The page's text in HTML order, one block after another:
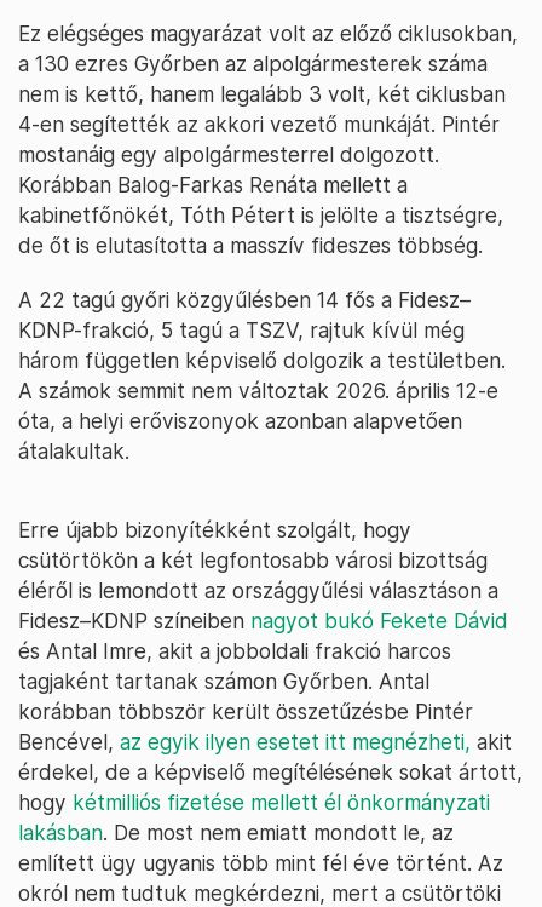
Ez elégséges magyarázat volt az előző ciklusokban,
a 130 ezres Győrben az alpolgármesterek száma
nem is kettő, hanem legalább 3 volt, két ciklusban
4-en segítették az akkori vezető munkáját. Pintér
mostanáig egy alpolgármesterrel dolgozott.
Korábban Balog-Farkas Renáta mellett a
kabinetfőnökét, Tóth Pétert is jelölte a tisztségre,
de őt is elutasította a masszív fideszes többség.
A 22 tagú győri közgyűlésben 14 fős a Fidesz–
KDNP-frakció, 5 tagú a TSZV, rajtuk kívül még
három független képviselő dolgozik a testületben.
A számok semmit nem változtak 2026. április 12-e
óta, a helyi erőviszonyok azonban alapvetően
átalakultak.
Erre újabb bizonyítékként szolgált, hogy
csütörtökön a két legfontosabb városi bizottság
éléről is lemondott az országgyűlési választáson a
Fidesz–KDNP színeiben nagyot bukó Fekete Dávid
és Antal Imre, akit a jobboldali frakció harcos
tagjaként tartanak számon Győrben. Antal
korábban többször került összetűzésbe Pintér
Bencével, az egyik ilyen esetet itt megnézheti, akit
érdekel, de a képviselő megítélésének sokat ártott,
hogy kétmilliós fizetése mellett él önkormányzati
lakásban. De most nem emiatt mondott le, az
említett ügy ugyanis több mint fél éve történt. Az
okról nem tudtuk megkérdezni, mert a csütörtöki